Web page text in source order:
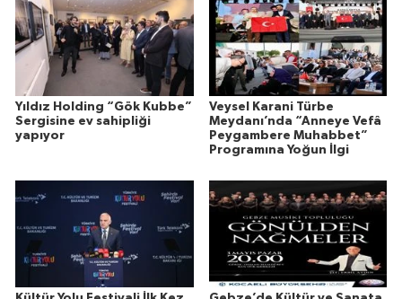
Yıldız Holding “Gök Kubbe”
Sergisine ev sahipliği
yapıyor
Veysel Karani Türbe
Meydanı’nda “Anneye Vefâ
Peygambere Muhabbet”
Programına Yoğun İlgi